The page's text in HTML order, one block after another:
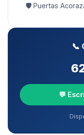
🛡️ Puertas
📞
💬